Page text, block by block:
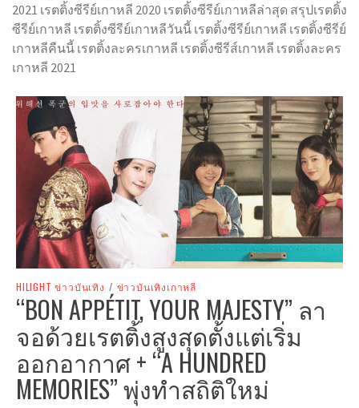
2021 เรตติ้งซีรีย์เกาหลี 2020 เรตติ้งซีรีย์เกาหลีล่าสุด สรุปเรตติ้ง
ซีรีย์เกาหลี เรตติ้งซีรีย์เกาหลีวันนี้ เรตติ้งซีรีย์เกาหลี เรตติ้งซีรีย์
เกาหลีคืนนี้ เรตติ้งละครเกาหลี เรตติ้งซีรีส์เกาหลี เรตติ้งละคร
เกาหลี 2021
HILIGHT ข่าวบันเทิง / ข่าวบันเทิงเกาหลี
“BON APPÉTIT, YOUR MAJESTY” ลา
จอด้วยเรตติ้งสูงสุดตั้งแต่เริ่ม
ออกอากาศ + “A HUNDRED
MEMORIES” พุ่งทำสถิติใหม่